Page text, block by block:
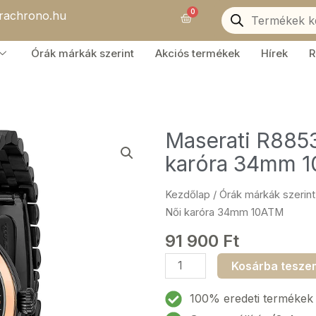
0Kosár
Products
search
Órák márkák szerint Akciós termékek Hírek
Maserati
karóra 34mm
Kezdőlap / Órák márkák szerint
Női karóra 34mm 10ATM
91 900 Ft
Maserati
R8853118518
Epoca
Kosárba
100% eredeti termékek